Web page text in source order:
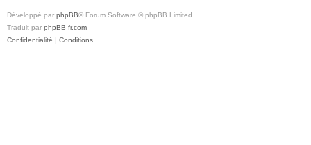
Développé par phpBB® Forum Software © phpBB Limited
Traduit par phpBB-fr.com
Confidentialité | Conditions